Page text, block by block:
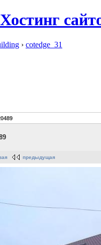
Хостинг
› cotedge_31
предыдущая